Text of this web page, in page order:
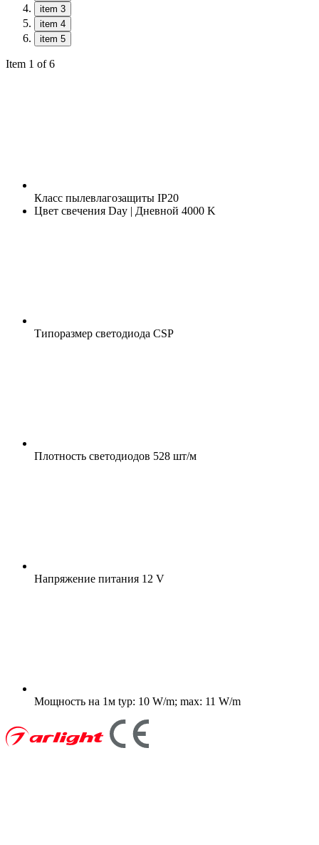
item 3
item 4
item 5
Item 1 of 6
Класс пылевлагозащиты IP20
Цвет свечения Day | Дневной 4000 K
Типоразмер светодиода CSP
Плотность светодиодов 528 шт/м
Напряжение питания 12 V
Мощность на 1м typ: 10 W/m; max: 11 W/m